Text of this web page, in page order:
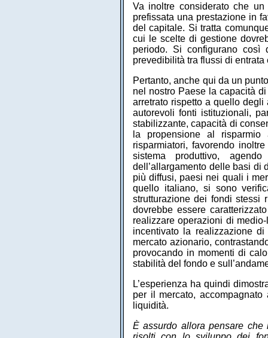
Va inoltre considerato che
prefissata una prestazione in
del capitale. Si tratta
cui le scelte di gestione
periodo. Si configurano così
prevedibilità tra flussi di entrata
Pertanto, anche qui da un
nel nostro Paese la capacità
arretrato rispetto a quello
autorevoli fonti istituzionali,
stabilizzante, capacità di
la propensione al risparmio
risparmiatori, favorendo
sistema produttivo,
dell’allargamento delle basi di
più diffusi, paesi nei quali i
quello italiano, si sono
strutturazione dei fondi stessi
dovrebbe essere
realizzare operazioni di
incentivato la realizzazione
mercato azionario,
provocando in momenti di
stabilità del fondo e
L’esperienza ha quindi
per il mercato,
liquidità.
È assurdo allora pensare